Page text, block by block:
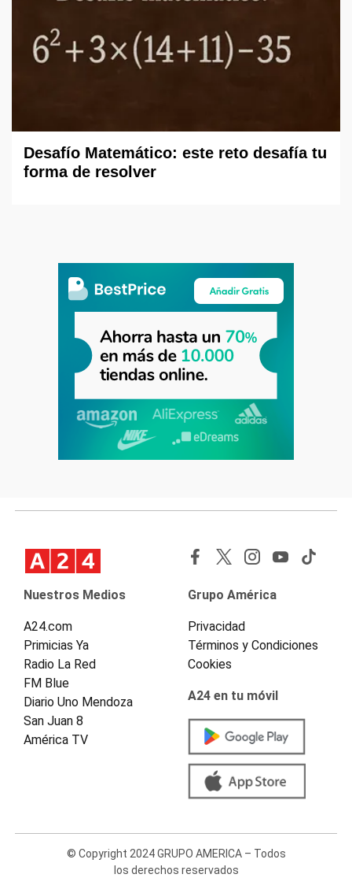
Desafío Matemático: este reto desafía tu
forma de resolver
Nuestros Medios
A24.com
Primicias Ya
Radio La Red
FM Blue
Diario Uno Mendoza
San Juan 8
América TV
Grupo América
Privacidad
Términos y Condiciones
Cookies
A24 en tu móvil
© Copyright 2024 GRUPO AMERICA – Todos
los derechos reservados